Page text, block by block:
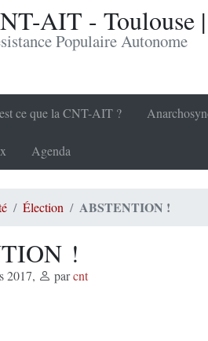
AIT - Toulouse
Populaire Autonome
ce que la CNT-AIT ?
Agenda
Élection ABSTENTION !
!
2017, parcnt